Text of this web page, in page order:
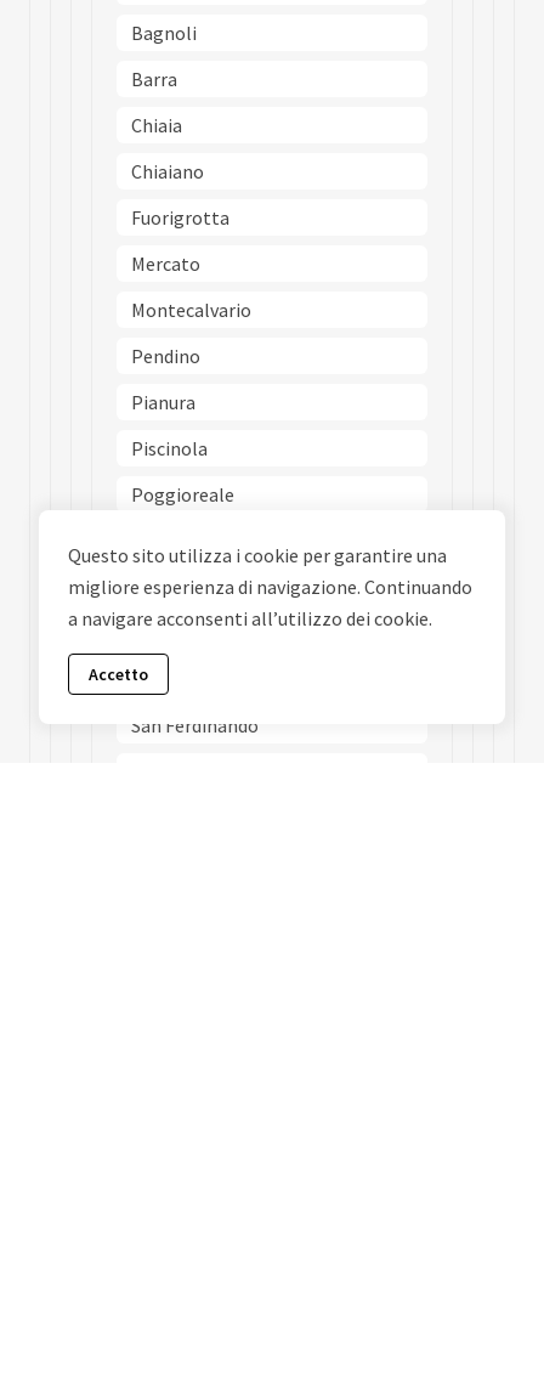
Bagnoli
Barra
Chiaia
Chiaiano
Fuorigrotta
Mercato
Montecalvario
Pendino
Pianura
Piscinola
Poggioreale
Porto
Posillipo
San Carlo Allarena
San Ferdinando
Questo sito utilizza i cookie per garantire una
migliore esperienza di navigazione. Continuando
a navigare acconsenti all’utilizzo dei cookie.
Accetto